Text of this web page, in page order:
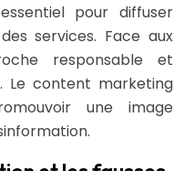
pour diffuser
services. Face aux
responsable et
Le content marketing
une image